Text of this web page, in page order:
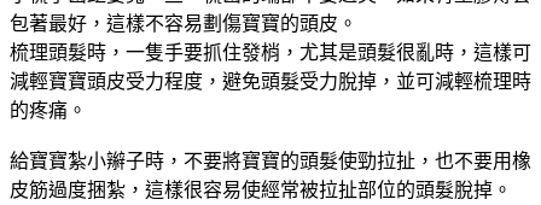
包著最好，這樣不容易劃傷寶寶的頭皮。
梳理頭髮時，一隻手要抓住發梢，尤其是頭髮很亂時，這樣可
減輕寶寶頭皮受力程度，避免頭髮受力脫掉，並可減輕梳理時
的疼痛。
給寶寶紮小辮子時，不要將寶寶的頭髮使勁拉扯，也不要用橡
皮筋過度捆紮，這樣很容易使經常被拉扯部位的頭髮脫掉。